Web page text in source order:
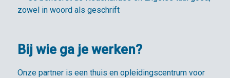
zowel in woord als geschrift
Bij wie ga je werken?
Onze partner is een thuis en opleidingscentrum voor